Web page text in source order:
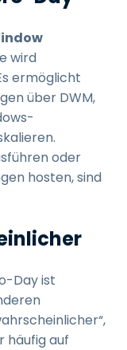
wird
ermöglicht
über DWM,
oder
hosten, sind
Day ist
häufig auf